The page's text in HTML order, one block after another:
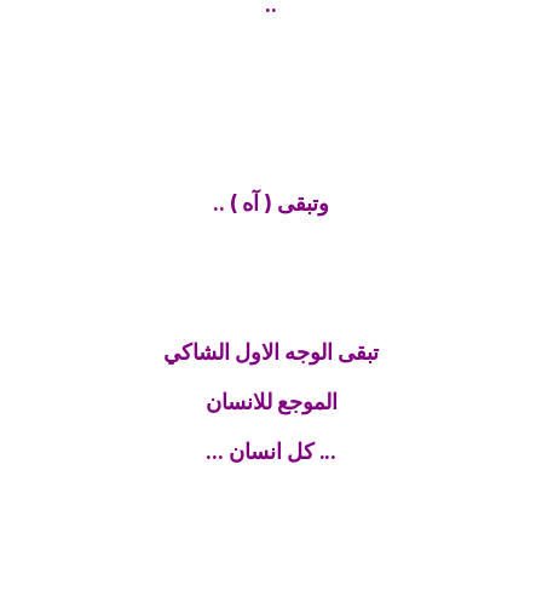
وتبقى ( آه ) ..
تبقى الوجه الاول الشاكي
الموجع للانسان
... كل انسان ...